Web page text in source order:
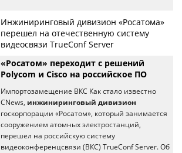
Инжиниринговый дивизион «Росатома»
перешел на отечественную систему
видеосвязи TrueConf Server
«Росатом» переходит с решений
Polycom и Cisco на российское ПО
Импортозамещение ВКС Как стало известно
CNews, инжиниринговый дивизион
госкорпорации «Росатом», который занимается
сооружением атомных электростанций,
перешел на российскую систему
видеоконференцсвязи (ВКС) TrueConf Server. Об